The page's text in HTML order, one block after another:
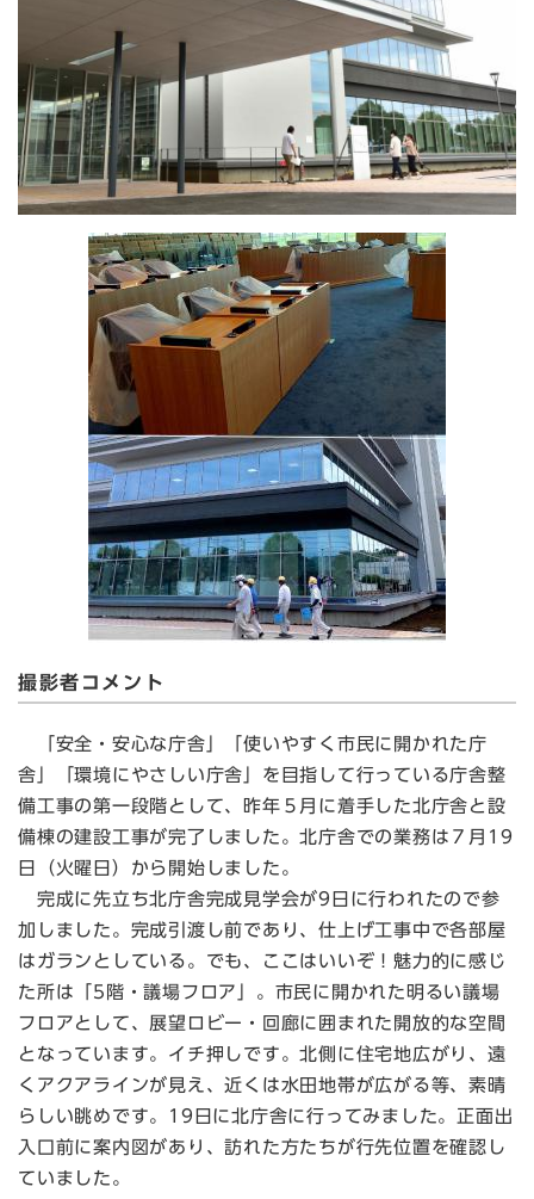
撮影者コメント
「安全・安心な庁舎」「使いやすく市民に開かれた庁
舎」「環境にやさしい庁舎」を目指して行っている庁舎整
備工事の第一段階として、昨年５月に着手した北庁舎と設
備棟の建設工事が完了しました。北庁舎での業務は７月19
日（火曜日）から開始しました。
完成に先立ち北庁舎完成見学会が9日に行われたので参
加しました。完成引渡し前であり、仕上げ工事中で各部屋
はガランとしている。でも、ここはいいぞ！魅力的に感じ
た所は「5階・議場フロア」。市民に開かれた明るい議場
フロアとして、展望ロビー・回廊に囲まれた開放的な空間
となっています。イチ押しです。北側に住宅地広がり、遠
くアクアラインが見え、近くは水田地帯が広がる等、素晴
らしい眺めです。19日に北庁舎に行ってみました。正面出
入口前に案内図があり、訪れた方たちが行先位置を確認し
ていました。